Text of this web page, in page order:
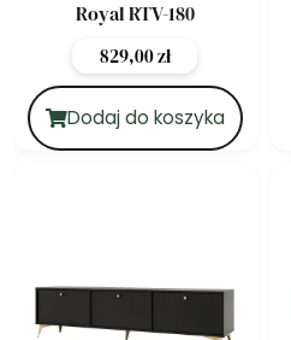
Royal RTV-180
829,00zł
Dodaj do koszyka